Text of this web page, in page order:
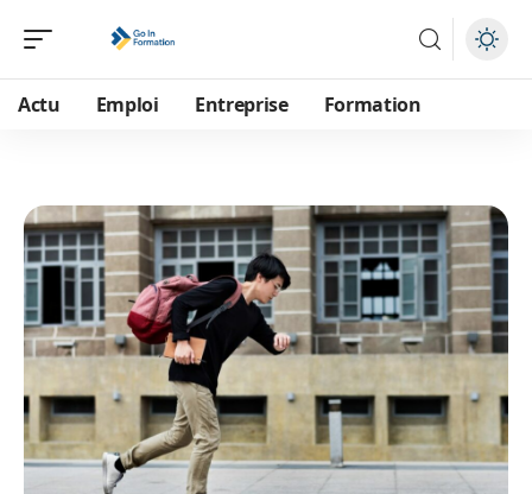
Actu Emploi Entreprise Formation